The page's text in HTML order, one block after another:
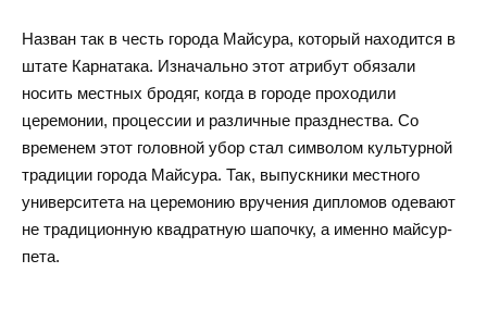
Назван так в честь города Майсура, который находится в
штате Карнатака. Изначально этот атрибут обязали
носить местных бродяг, когда в городе проходили
церемонии, процессии и различные празднества. Со
временем этот головной убор стал символом культурной
традиции города Майсура. Так, выпускники местного
университета на церемонию вручения дипломов одевают
не традиционную квадратную шапочку, а именно майсур-
пета.